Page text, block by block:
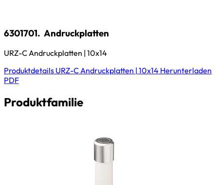
6301701. Andruckplatten
URZ-C Andruckplatten | 10x14
Produktdetails URZ-C Andruckplatten | 10x14 Herunterladen
PDF
Produktfamilie